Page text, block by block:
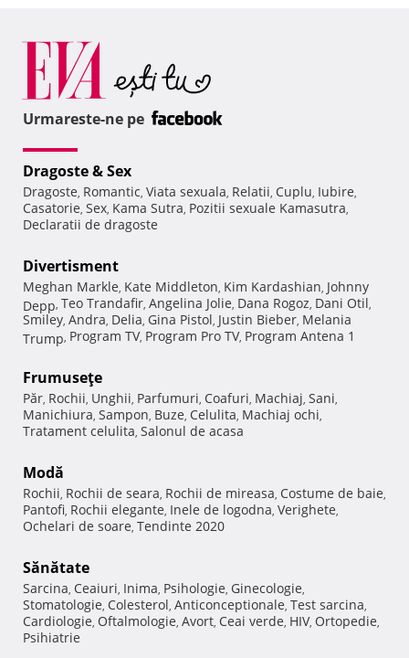
Urmareste-ne pe
Dragoste & Sex
Dragoste, Romantic, Viata sexuala, Relatii, Cuplu, Iubire,
Casatorie, Sex, Kama Sutra, Pozitii sexuale Kamasutra,
Declaratii de dragoste
Divertisment
Meghan Markle, Kate Middleton, Kim Kardashian, Johnny
Depp, Teo Trandafir, Angelina Jolie, Dana Rogoz, Dani Otil,
Smiley, Andra, Delia, Gina Pistol, Justin Bieber, Melania
Trump, Program TV, Program Pro TV, Program Antena 1
Frumuseţe
Păr, Rochii, Unghii, Parfumuri, Coafuri, Machiaj, Sani,
Manichiura, Sampon, Buze, Celulita, Machiaj ochi,
Tratament celulita, Salonul de acasa
Modă
Rochii, Rochii de seara, Rochii de mireasa, Costume de baie,
Pantofi, Rochii elegante, Inele de logodna, Verighete,
Ochelari de soare, Tendinte 2020
Sănătate
Sarcina, Ceaiuri, Inima, Psihologie, Ginecologie,
Stomatologie, Colesterol, Anticonceptionale, Test sarcina,
Cardiologie, Oftalmologie, Avort, Ceai verde, HIV, Ortopedie,
Psihiatrie